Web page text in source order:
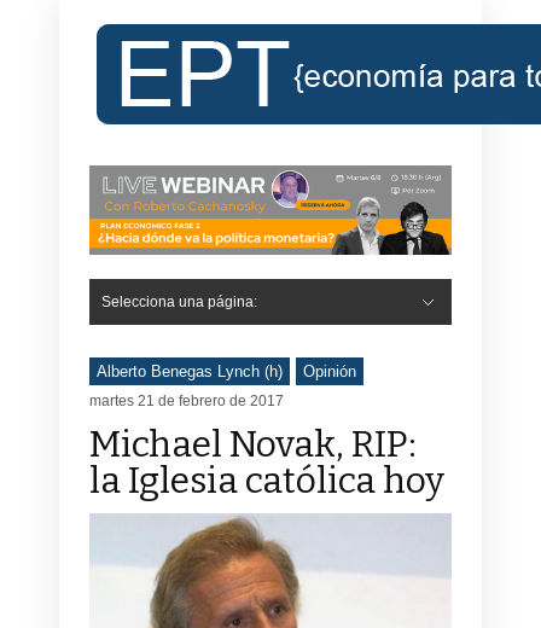
Selecciona una página:
Alberto Benegas Lynch (h) Opinión
martes 21 de febrero de 2017
Michael Novak, RIP:
la Iglesia católica hoy